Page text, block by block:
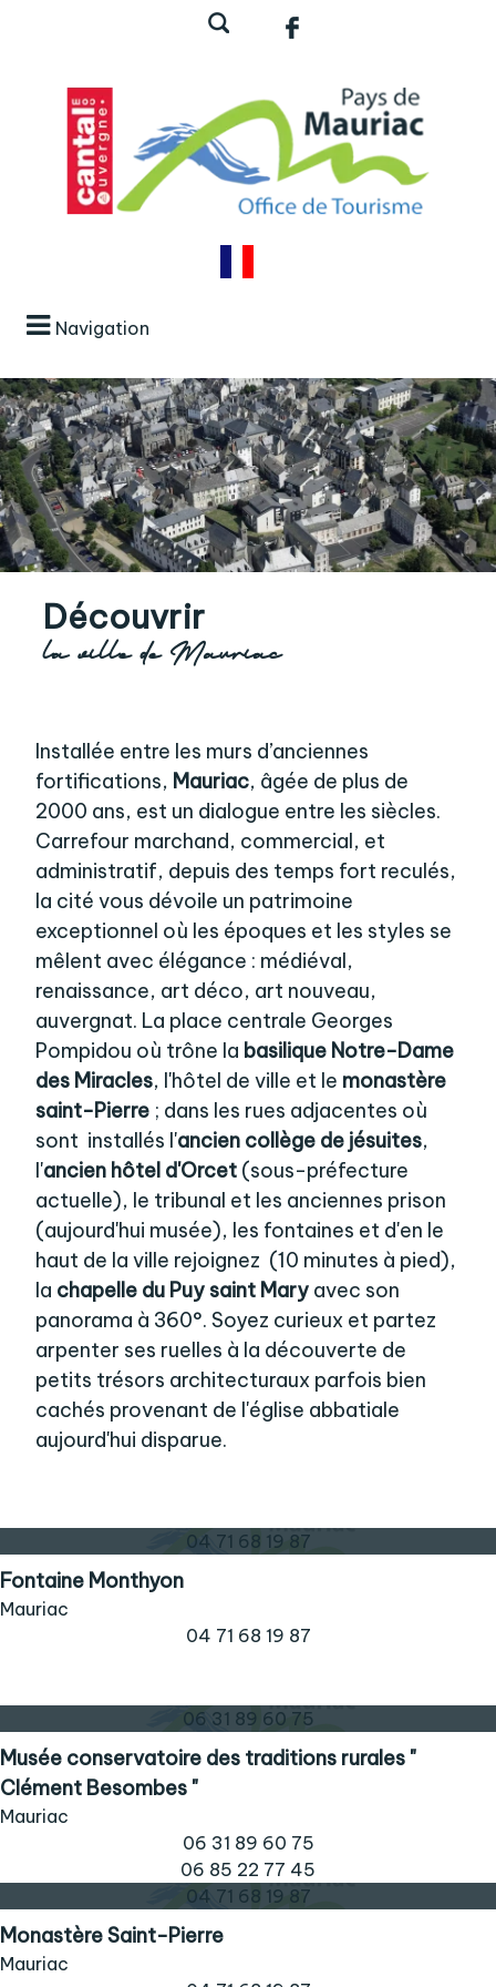
Navigation
Découvrir
la ville de Mauriac
Installée entre les murs d’anciennes
fortifications, Mauriac, âgée de plus de
2000 ans, est un dialogue entre les siècles.
Carrefour marchand, commercial, et
administratif, depuis des temps fort reculés,
la cité vous dévoile un patrimoine
exceptionnel où les époques et les styles se
mêlent avec élégance : médiéval,
renaissance, art déco, art nouveau,
auvergnat. La place centrale Georges
Pompidou où trône la basilique Notre-Dame
des Miracles, l'hôtel de ville et le monastère
saint-Pierre; dans les rues adjacentes où
sont installés l'ancien collège de jésuites,
l'ancien hôtel d'Orcet(sous-préfecture
actuelle), le tribunal et les anciennes prison
(aujourd'hui musée), les fontaines et d'en le
haut de la ville rejoignez (10 minutes à pied),
la chapelle du Puy saint Maryavec son
panorama à 360°. Soyez curieux et partez
arpenter ses ruelles à la découverte de
petits trésors architecturaux parfois bien
cachés provenant de l'église abbatiale
aujourd'hui disparue.
04 71 68 19 87
Fontaine Monthyon
Mauriac
04 71 68 19 87
06 31 89 60 75
Musée conservatoire des traditions rurales "
Clément Besombes "
Mauriac
06 31 89 60 75
06 85 22 77 45
04 71 68 19 87
Monastère Saint-Pierre
Mauriac